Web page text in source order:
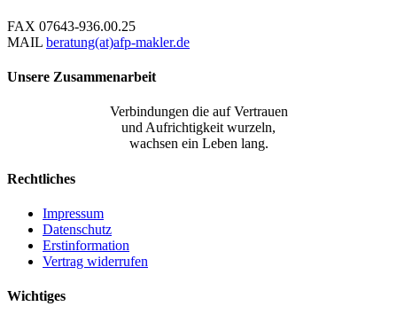
FAX 07643-936.00.25
MAIL beratung(at)afp-makler.de
Unsere Zusammenarbeit
Verbindungen die auf Vertrauen
und Aufrichtigkeit wurzeln,
wachsen ein Leben lang.
Rechtliches
Impressum
Datenschutz
Erstinformation
Vertrag widerrufen
Wichtiges